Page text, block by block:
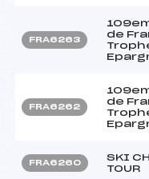
FRA6263
de
FRA6262
de
FRA6260
SKI
TOUR